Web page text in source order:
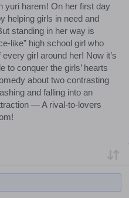
yuri harem! On her first day
helping girls in need and
standing in her way is
like” high school girl who
girl around her! Now it’s
to conquer the girls’ hearts
about two contrasting
and falling into an
— A rival-to-lovers